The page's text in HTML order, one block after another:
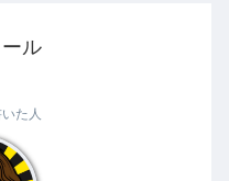
ル
た人